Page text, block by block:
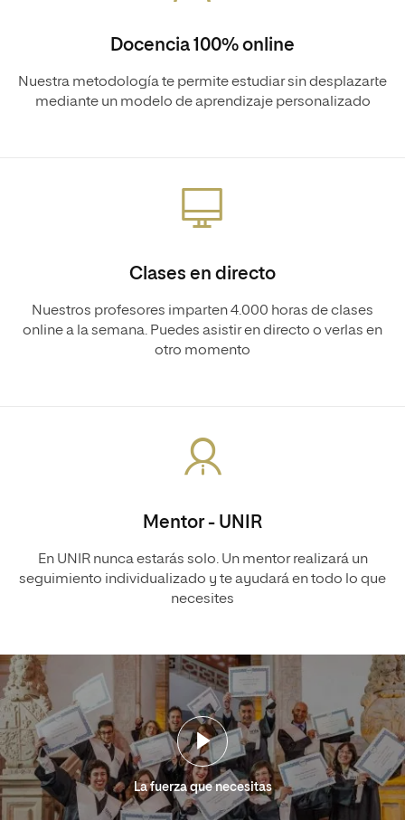
Docencia 100% online
Nuestra metodología te permite estudiar sin desplazarte
mediante un modelo de aprendizaje personalizado
Clases en directo
Nuestros profesores imparten 4.000 horas de clases
online a la semana. Puedes asistir en directo o verlas en
otro momento
Mentor - UNIR
En UNIR nunca estarás solo. Un mentor realizará un
seguimiento individualizado y te ayudará en todo lo que
necesites
La fuerza que necesitas